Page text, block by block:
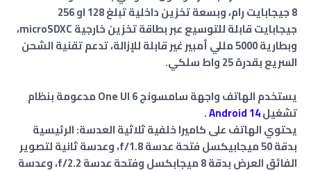
8جيجابايترام،وبسعة تخزين داخلية تبلغ
128 او 256
جيجابايت
قابلة للتوسيع عبر بطاقة تخزين خارجية microSDXC،
وبطارية 5000 مللي أمبير غير قابلة للإزالة، تدعم تقنية الشحن
السريع بقدرة 25 واط سلكي.
يستخدم الهاتف واجهة سامسونج One UI 6 مدعومة بنظام
تشغيلAndroid 14
.
يحتوي الهاتف على كاميرا خلفية ثلاثية العدسة: الرئيسية
بدقة 50 ميجابيكسل فتحة عدسة f/1.8، وعدسة ثانية لتصوير
الفائق العرض بدقة 8 ميجابكسل وفتحة عدسة f/2.2، وعدسة